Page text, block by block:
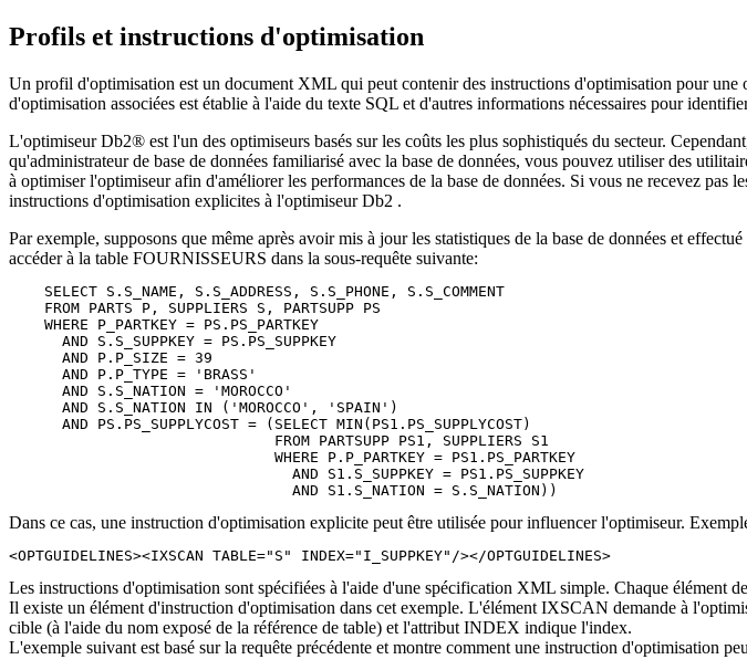
Profils et instructions d'optimisation
Un profil d'optimisation est un document XML qui peut contenir des instructions d'optimisation pour
d'optimisation associées est établie à l'aide du texte SQL et d'autres informations nécessaires pour
L'optimiseurDb2® est l'un des optimiseurs basés sur les coûts les plus sophistiqués du secteur.
qu'administrateur de base de données familiarisé avec la base de données, vous pouvez utiliser des
à optimiser l'optimiseur afin d'améliorer les performances de la base de données. Si vous ne recevez
instructions d'optimisation explicites à l'optimiseurDb2 .
Par exemple, supposons que même après avoir mis à jour les statistiques de la base de données et
accéder à la table FOURNISSEURS dans la sous-requête suivante:
    SELECT S.S_NAME, S.S_ADDRESS, S.S_PHONE, S.S_COMMENT
    FROM PARTS P, SUPPLIERS S, PARTSUPP PS
    WHERE P_PARTKEY = PS.PS_PARTKEY
      AND S.S_SUPPKEY = PS.PS_SUPPKEY
      AND P.P_SIZE = 39
      AND P.P_TYPE = 'BRASS'
      AND S.S_NATION = 'MOROCCO'
      AND S.S_NATION IN ('MOROCCO', 'SPAIN')
      AND PS.PS_SUPPLYCOST = (SELECT MIN(PS1.PS_SUPPLYCOST)
                              FROM PARTSUPP PS1, SUPPLIERS S1
                              WHERE P.P_PARTKEY = PS1.PS_PARTKEY
                                AND S1.S_SUPPKEY = PS1.PS_SUPPKEY
                                AND S1.S_NATION = S.S_NATION))
Dans ce cas, une instruction d'optimisation explicite peut être utilisée pour influencer l'optimiseur.
<OPTGUIDELINES><IXSCAN TABLE="S" INDEX="I_SUPPKEY"/></OPTGUIDELINES>
Les instructions d'optimisation sont spécifiées à l'aide d'une spécification XML simple. Chaque
Il existe un élément d'instruction d'optimisation dans cet exemple. L'élément IXSCAN demande à
cible (à l'aide du nom exposé de la référence de table) et l'attribut INDEX indique l'index.
L'exemple suivant est basé sur la requête précédente et montre comment une instruction d'optimisation